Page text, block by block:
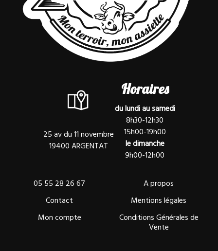
25 av du 11 novembre
19400 ARGENTAT
Horaires
du lundi au samedi
8h30-12h30
15h00-19h00
le dimanche
9h00-12h00
05 55 28 26 67
Contact
Mon compte
A propos
Mentions légales
Conditions Générales de
Vente